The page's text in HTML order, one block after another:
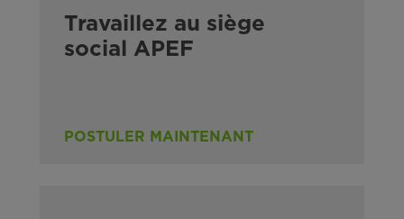
Travaillez au siège
social APEF
POSTULER MAINTENANT